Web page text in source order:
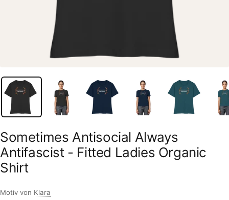
Sometimes Antisocial Always
Antifascist - Fitted Ladies Organic
Shirt
Motiv von Klara